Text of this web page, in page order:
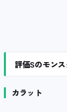
評価Sのモン
カラット